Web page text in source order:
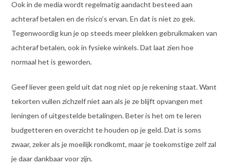
Ook in de media wordt regelmatig aandacht besteed aan
achteraf betalen en de risico’s ervan. En dat is niet zo gek.
Tegenwoordig kun je op steeds meer plekken gebruikmaken van
achteraf betalen, ook in fysieke winkels. Dat laat zien hoe
normaal het is geworden.
Geef liever geen geld uit dat nog niet op je rekening staat. Want
tekorten vullen zichzelf niet aan als je ze blijft opvangen met
leningen of uitgestelde betalingen. Beter is het om te leren
budgetteren en overzicht te houden op je geld. Dat is soms
zwaar, zeker als je moeilijk rondkomt, maar je toekomstige zelf zal
je daar dankbaar voor zijn.